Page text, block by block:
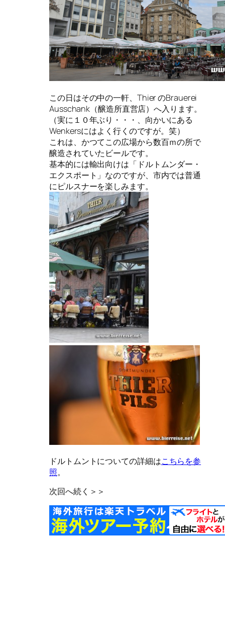
この日はその中の一軒、Thier のBrauerei
Ausschank（醸造所直営店）へ入ります。
（実に１０年ぶり・・・、向かいにある
Wenkersにはよく行くのですが。笑）
これは、かつてこの広場から数百ｍの所で
醸造されていたビールです。
基本的には輸出向けは「ドルトムンダー・
エクスポート」なのですが、市内では普通
にピルスナーを楽しみます。
ドルトムントについての詳細はこちらを参
照。
次回へ続く＞＞